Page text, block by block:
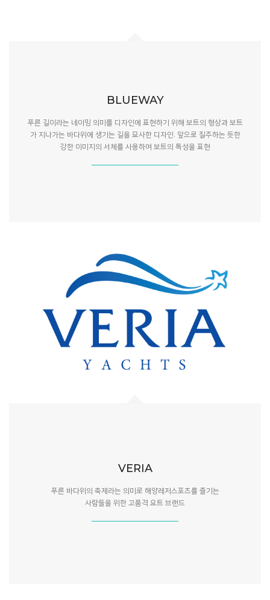
BLUEWAY
푸른 길이라는 네이밍 의미를 디자인에 표현하기 위해 보트의 형상과 보트
가 지나가는 바다위에 생기는 길을 묘사한 디자인. 앞으로 질주하는 듯한
강한 이미지의 서체를 사용하여 보트의 특성을 표현
VERIA
푸른 바다위의 축제라는 의미로 해양레저스포츠를 즐기는
사람들을 위한 고품격 요트 브랜드